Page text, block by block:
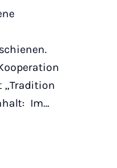
„Tradition
Im…